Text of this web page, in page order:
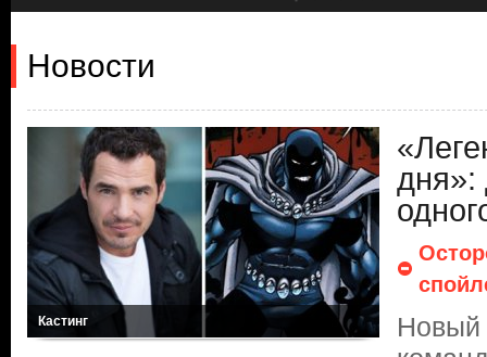
Новости
Кастинг
дня»:
Новый